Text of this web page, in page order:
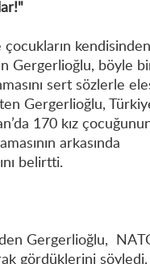
çocukların
Gergerlioğlu, böyle
sert sözlerle
Gergerlioğlu,
170 kız
arkasında
belirtti.
Gergerlioğlu,
gördüklerini söyledi.